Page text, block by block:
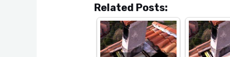
Related Posts: